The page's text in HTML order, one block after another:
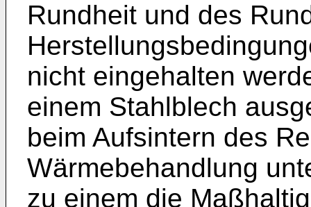
Rundheit und des
nicht eingehalten
einem Stahlblech
beim Aufsintern des
Wärmebehandlung
zu einem die